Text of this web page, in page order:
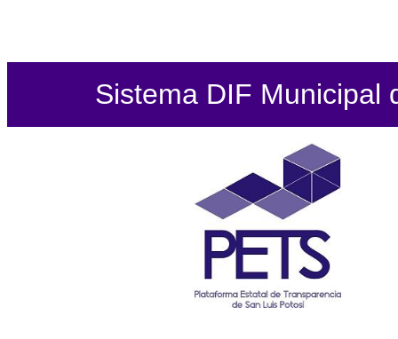
Sistema DIF Municipal